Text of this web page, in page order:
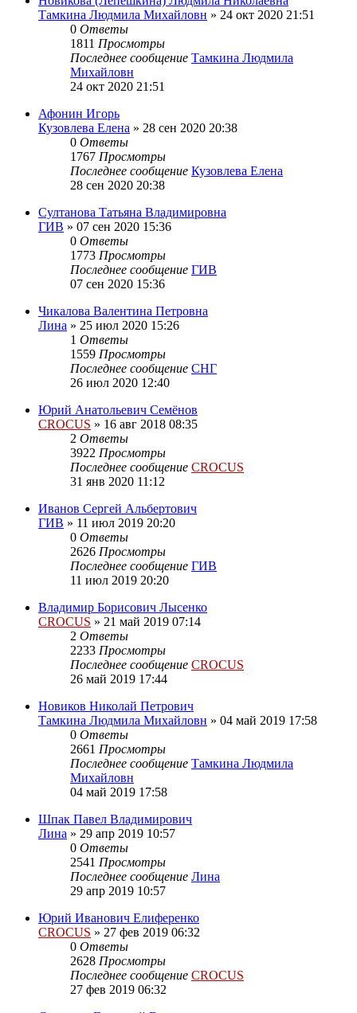
Тамкина Людмила Михайловн » 24 окт 2020 21:51
0 Ответы
1811 Просмотры
Последнее сообщение Тамкина Людмила
Михайловн
24 окт 2020 21:51
Афонин Игорь
Кузовлева Елена » 28 сен 2020 20:38
0 Ответы
1767 Просмотры
Последнее сообщение Кузовлева Елена
28 сен 2020 20:38
Султанова Татьяна Владимировна
ГИВ » 07 сен 2020 15:36
0 Ответы
1773 Просмотры
Последнее сообщение ГИВ
07 сен 2020 15:36
Чикалова Валентина Петровна
Лина » 25 июл 2020 15:26
1 Ответы
1559 Просмотры
Последнее сообщение СНГ
26 июл 2020 12:40
Юрий Анатольевич Семёнов
CROCUS » 16 авг 2018 08:35
2 Ответы
3922 Просмотры
Последнее сообщение CROCUS
31 янв 2020 11:12
Иванов Сергей Альбертович
ГИВ » 11 июл 2019 20:20
0 Ответы
2626 Просмотры
Последнее сообщение ГИВ
11 июл 2019 20:20
Владимир Борисович Лысенко
CROCUS » 21 май 2019 07:14
2 Ответы
2233 Просмотры
Последнее сообщение CROCUS
26 май 2019 17:44
Новиков Николай Петрович
Тамкина Людмила Михайловн » 04 май 2019 17:58
0 Ответы
2661 Просмотры
Последнее сообщение Тамкина Людмила
Михайловн
04 май 2019 17:58
Шпак Павел Владимирович
Лина » 29 апр 2019 10:57
0 Ответы
2541 Просмотры
Последнее сообщение Лина
29 апр 2019 10:57
Юрий Иванович Елиференко
CROCUS » 27 фев 2019 06:32
0 Ответы
2628 Просмотры
Последнее сообщение CROCUS
27 фев 2019 06:32